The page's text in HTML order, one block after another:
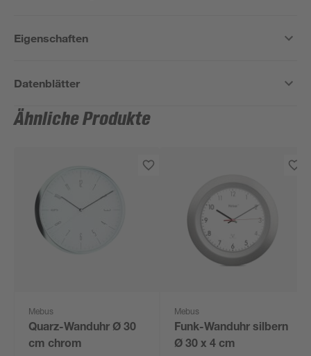
Eigenschaften
Datenblätter
Ähnliche Produkte
Mebus
Quarz-Wanduhr Ø 30
cm chrom
Mebus
Funk-Wanduhr silbern
Ø 30 x 4 cm